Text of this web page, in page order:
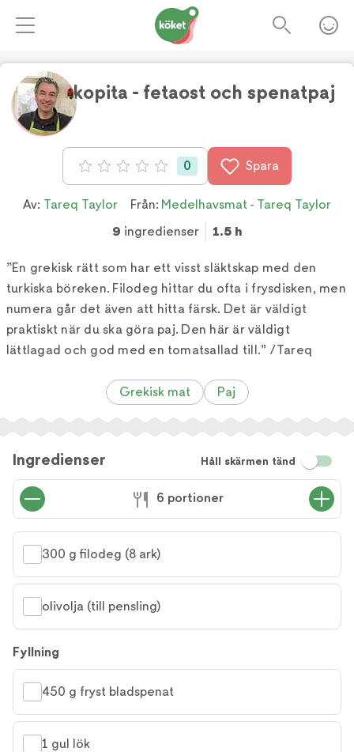
Spanakopita - fetaost och spenatpaj
Betyg: 0 av 5 0 Spara
Av: Tareq Taylor Från: Medelhavsmat - Tareq Taylor
9 ingredienser 1.5 h
”En grekisk rätt som har ett visst släktskap med den
turkiska böreken. Filodeg hittar du ofta i frysdisken, men
numera går det även att hitta färsk. Det är väldigt
praktiskt när du ska göra paj. Den här är väldigt
lättlagad och god med en tomatsallad till.” /Tareq
Grekisk mat Paj
Ingredienser Håll skärmen tänd
6 portioner
300 g filodeg (8 ark)
olivolja (till pensling)
Fyllning
450 g fryst bladspenat
1 gul lök